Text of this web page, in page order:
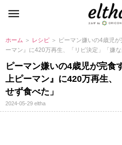
ホーム ＞ レシピ ＞ ピーマン嫌いの4歳児
ーマン』に420万再生、「リピ決定」「嫌な
ピーマン嫌いの4歳児が完食
上ピーマン』に420万再生、
せず食べた」
2024-05-29eltha